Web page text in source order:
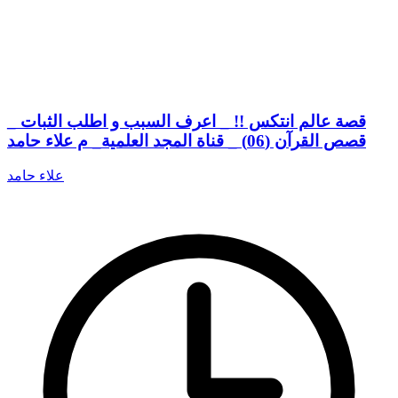
قصة عالم انتكس !! _ اعرف السبب و اطلب الثبات _
قصص القرآن (06) _ قناة المجد العلمية_ م علاء حامد
علاء حامد